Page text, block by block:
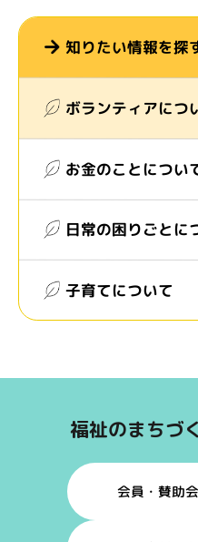
知りたい情報を探
ボランティアにつ
お金のことについ
日常の困りごとに
子育てについて
福祉のまちづ
会員・賛助